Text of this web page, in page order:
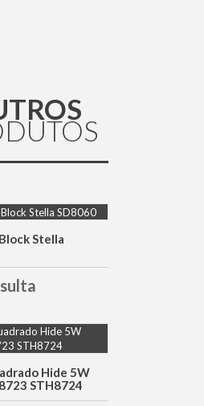
DETALHES
Stella
DETALHESHide 5W
STH8724